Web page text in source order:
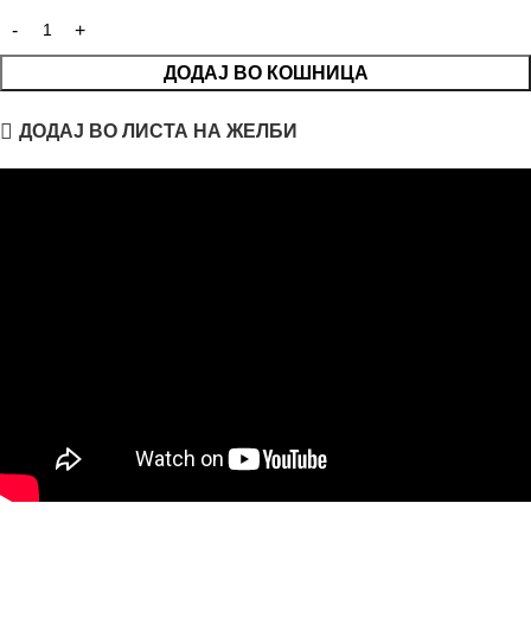
ДОДАЈ ВО КОШНИЦА
ДОДАЈ ВО ЛИСТА НА ЖЕЛБИ